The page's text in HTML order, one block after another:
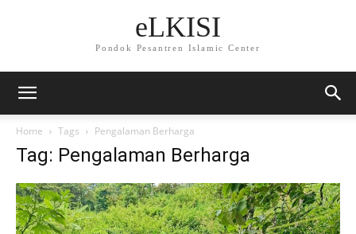
eLKISI
Pondok Pesantren Islamic Center
Home Tags Pengalaman Berharga
Tag: Pengalaman Berharga